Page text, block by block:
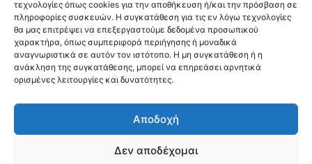
τεχνολογίες όπως cookies για την αποθήκευση ή/και την πρόσβαση σε
πληροφορίες συσκευών. Η συγκατάθεση για τις εν λόγω τεχνολογίες
θα μας επιτρέψει να επεξεργαστούμε δεδομένα προσωπικού
χαρακτήρα, όπως συμπεριφορά περιήγησης ή μοναδικά
αναγνωριστικά σε αυτόν τον ιστότοπο. Η μη συγκατάθεση ή η
ανάκληση της συγκατάθεσης, μπορεί να επηρεάσει αρνητικά
ορισμένες λειτουργίες και δυνατότητες.
Αποδοχή
Δεν αποδέχομαι
@2026 I.P.A. Magnesia by paggus
Επικοινωνία